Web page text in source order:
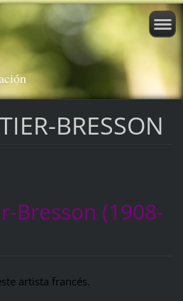
BRESSON
Bresson (1908-
artista francés.